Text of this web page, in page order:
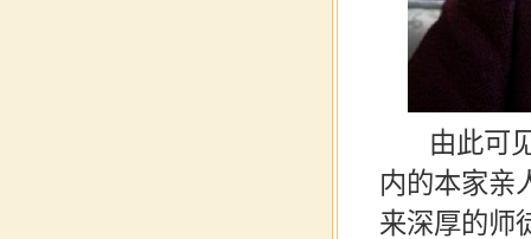
由此可见
内的本家亲
来深厚的师